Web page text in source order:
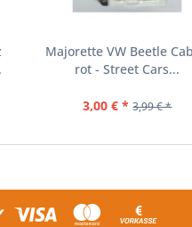
Majorette VW Beetle
rot - Street Cars...
3,00 € * 3,99 € *